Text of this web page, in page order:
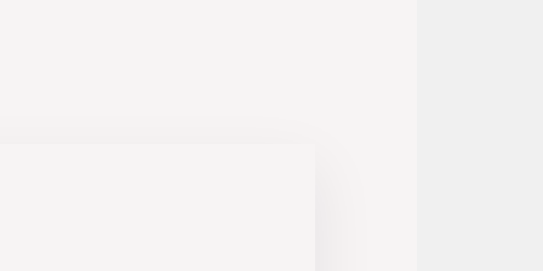
Гастроли театра Табакова